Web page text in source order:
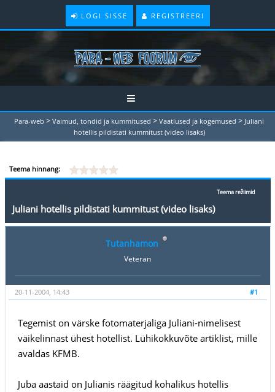
LOGI SISSE REGISTREERI
Para-web > Vaimud, tondid ja kummitused > Vaatlused ja kogemused > Juliani
hotellis pildistati kummitust (video lisaks)
Teema hinnang:
Teema režiimid
Juliani hotellis pildistati kummitust (video lisaks)
Tutanhamon
Veteran
#1
20-11-2004, 14:43
Tegemist on värske fotomaterjaliga Juliani-nimelisest
väikelinnast ühest hotellist. Lühikokkuvõte artiklist, mille
avaldas KFMB.
Juba aastaid on Julianis räägitud kohalikus hotellis